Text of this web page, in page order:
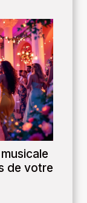
de votre